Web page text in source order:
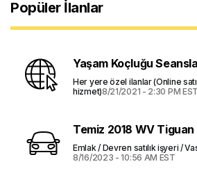
Popüler İlanlar
Yaşam Koçluğu
Her yere özel ilanlar (Online
hizmet)8/21/2021 - 2:30 PM EST
Temiz 2018 WV Tiguan
Emlak / Devren satılık işyeri /
8/16/2023 - 10:56 AM EST